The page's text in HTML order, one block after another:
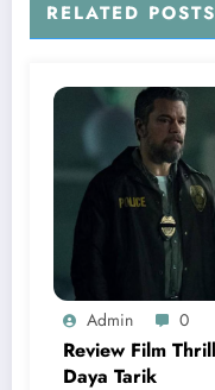
RELATED POSTS
Admin 0
Review Film
Daya Tarik